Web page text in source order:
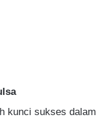
kunci sukses dalam